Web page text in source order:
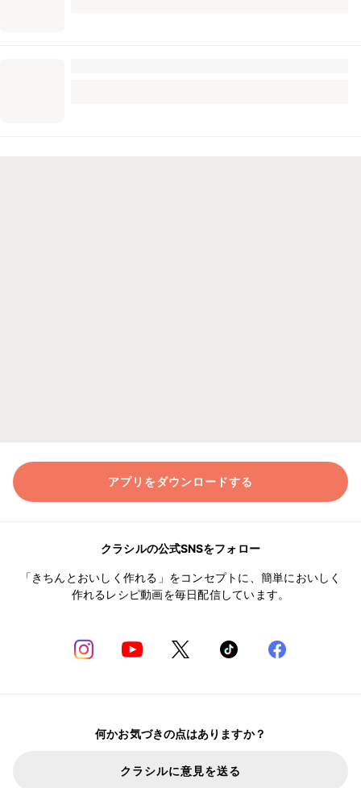
アプリをダウンロードする
クラシルの公式SNSをフォロー
「きちんとおいしく作れる」をコンセプトに、簡単においしく
作れるレシピ動画を毎日配信しています。
何かお気づきの点はありますか？
クラシルに意見を送る